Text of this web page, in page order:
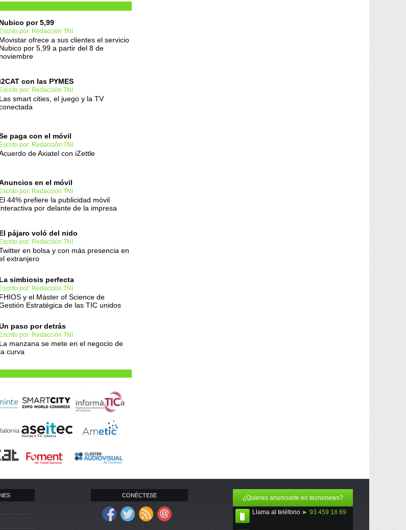
Nubico por 5,99
Escrito por: Redacción TNI
Movistar ofrece a sus clientes el servicio
Nubico por 5,99 a partir del 8 de
noviembre
i2CAT con las PYMES
Escrito por: Redacción TNI
Las smart cities, el juego y la TV
paga con el móvil
Escrito por: Redacción TNI
de Axiatel con iZettle
en el móvil
Escrito por: Redacción TNI
El 44% prefiere la publicidad móvil
interactiva por delante de la impresa
El pájaro voló del nido
Escrito por: Redacción TNI
en bolsa y con más presencia en
extranjero
La simbiosis perfecta
Escrito por: Redacción TNI
FHIOS y el Máster of Science de
Estratégica de las TIC unidos
paso por detrás
Escrito por: Redacción TNI
La manzana se mete en el negocio de
la curva
CONÉCTESE
¿Quieres anunciarte en tecnonews?
Llama al teléfono ► 93 459 18 69